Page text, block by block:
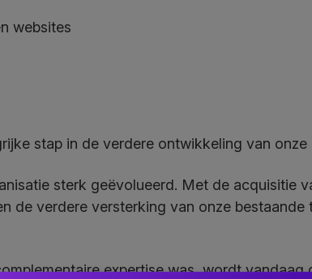
stap in de verdere ontwikkeling van onze
sterk geëvolueerd. Met de acquisitie
de verdere versterking van onze bestaande
expertise was, wordt